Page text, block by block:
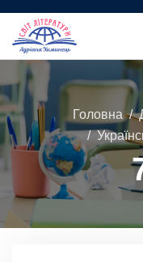
Головна